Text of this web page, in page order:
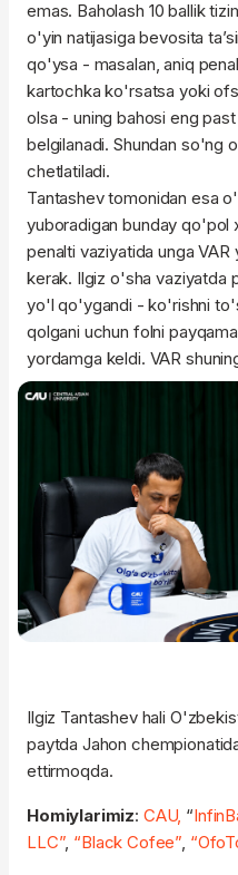
emas. Baholash 10 ballik
o'yin natijasiga bevosita
qo'ysa - masalan, aniq
kartochka ko'rsatsa yoki
olsa - uning bahosi eng
belgilanadi. Shundan so'ng
chetlatiladi.
Tantashev tomonidan esa
yuboradigan bunday
penalti vaziyatida unga
kerak. Ilgiz o'sha vaziyatda
yo'l qo'ygandi - ko'rishni
qolgani uchun folni
yordamga keldi. VAR
Ilgiz Tantashev hali
paytda Jahon
ettirmoqda.
Homiylarimiz: CAU, “
LLC”, “Black Cofee”,